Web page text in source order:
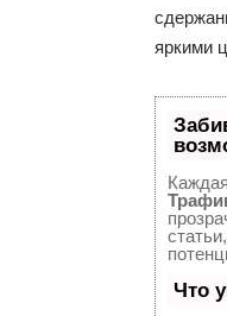
яркими
Что